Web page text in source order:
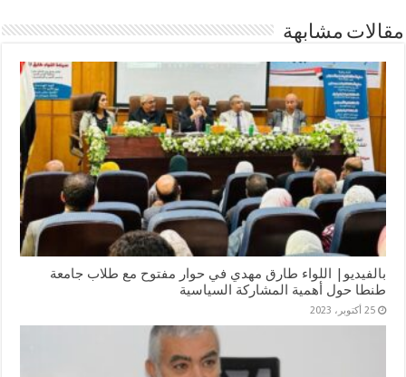
مقالات مشابهة
بالفيديو| اللواء طارق مهدي في حوار مفتوح مع طلاب جامعة
طنطا حول أهمية المشاركة السياسية
25 أكتوبر، 2023